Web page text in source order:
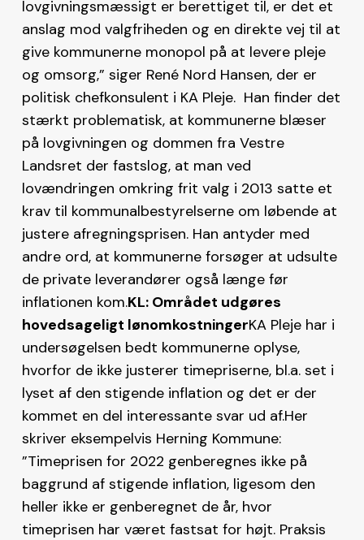
lovgivningsmæssigt er berettiget til, er det et
anslag mod valgfriheden og en direkte vej til at
give kommunerne monopol på at levere pleje
og omsorg,” siger René Nord Hansen, der er
politisk chefkonsulent i KA Pleje. Han finder det
stærkt problematisk, at kommunerne blæser
på lovgivningen og dommen fra Vestre
Landsret der fastslog, at man ved
lovændringen omkring frit valg i 2013 satte et
krav til kommunalbestyrelserne om løbende at
justere afregningsprisen. Han antyder med
andre ord, at kommunerne forsøger at udsulte
de private leverandører også længe før
inflationen kom.KL: Området udgøres
hovedsageligt lønomkostningerKA Pleje har i
undersøgelsen bedt kommunerne oplyse,
hvorfor de ikke justerer timepriserne, bl.a. set i
lyset af den stigende inflation og det er der
kommet en del interessante svar ud af.Her
skriver eksempelvis Herning Kommune:
”Timeprisen for 2022 genberegnes ikke på
baggrund af stigende inflation, ligesom den
heller ikke er genberegnet de år, hvor
timeprisen har været fastsat for højt. Praksis